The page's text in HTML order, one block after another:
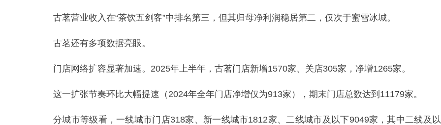
古茗营业收入在“茶饮五剑客”中排名第三，但其归母净利润稳居第二，仅次于蜜雪冰城。
古茗还有多项数据亮眼。
门店网络扩容显著加速。2025年上半年，古茗门店新增1570家、关店305家，净增1265家。
这一扩张节奏环比大幅提速（2024年全年门店净增仅为913家），期末门店总数达到11179家。
分城市等级看，一线城市门店318家、新一线城市1812家、二线城市及以下9049家，其中二线及以